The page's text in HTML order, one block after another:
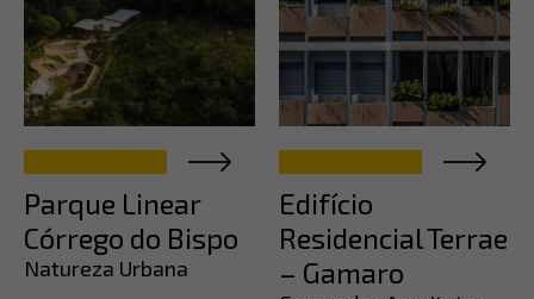
Parque Linear
Córrego do Bispo
Natureza Urbana
Edifício
Residencial Terrae
– Gamaro